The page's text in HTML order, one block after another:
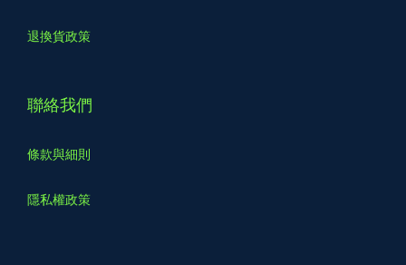
退換貨政策
聯絡我們
條款與細則
隱私權政策